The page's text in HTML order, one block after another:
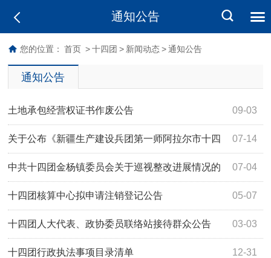
通知公告
您的位置： 首页 > 十四团 > 新闻动态 > 通知公告
通知公告
09-03
土地承包经营权证书作废公告
07-14
关于公布《新疆生产建设兵团第一师阿拉尔市十四
团金杨镇履职事项清单》的公告 07-04
中共十四团金杨镇委员会关于巡视整改进展情况的
通报 05-07
十四团核算中心拟申请注销登记公告
03-03
十四团人大代表、政协委员联络站接待群众公告
12-31
十四团行政执法事项目录清单